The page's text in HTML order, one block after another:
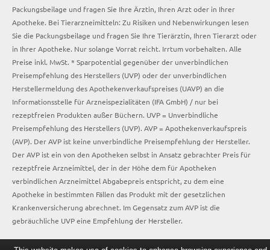
Packungsbeilage und fragen Sie Ihre Ärztin, Ihren Arzt oder in Ihrer
Apotheke. Bei Tierarzneimitteln: Zu Risiken und Nebenwirkungen lesen
Sie die Packungsbeilage und fragen Sie Ihre Tierärztin, Ihren Tierarzt oder
in Ihrer Apotheke. Nur solange Vorrat reicht. Irrtum vorbehalten. Alle
Preise inkl. MwSt. * Sparpotential gegenüber der unverbindlichen
Preisempfehlung des Herstellers (UVP) oder der unverbindlichen
Herstellermeldung des Apothekenverkaufspreises (UAVP) an die
Informationsstelle für Arzneispezialitäten (IFA GmbH) / nur bei
rezeptfreien Produkten außer Büchern. UVP = Unverbindliche
Preisempfehlung des Herstellers (UVP). AVP = Apothekenverkaufspreis
(AVP). Der AVP ist keine unverbindliche Preisempfehlung der Hersteller.
Der AVP ist ein von den Apotheken selbst in Ansatz gebrachter Preis für
rezeptfreie Arzneimittel, der in der Höhe dem für Apotheken
verbindlichen Arzneimittel Abgabepreis entspricht, zu dem eine
Apotheke in bestimmten Fällen das Produkt mit der gesetzlichen
Krankenversicherung abrechnet. Im Gegensatz zum AVP ist die
gebräuchliche UVP eine Empfehlung der Hersteller.